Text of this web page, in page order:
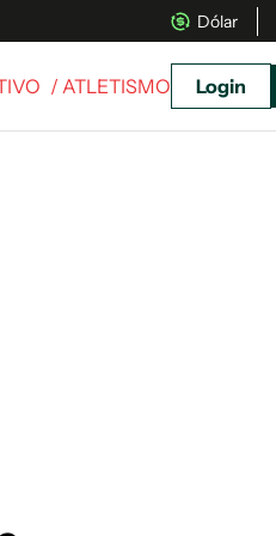
Dólar
/ ATLETISMO Login